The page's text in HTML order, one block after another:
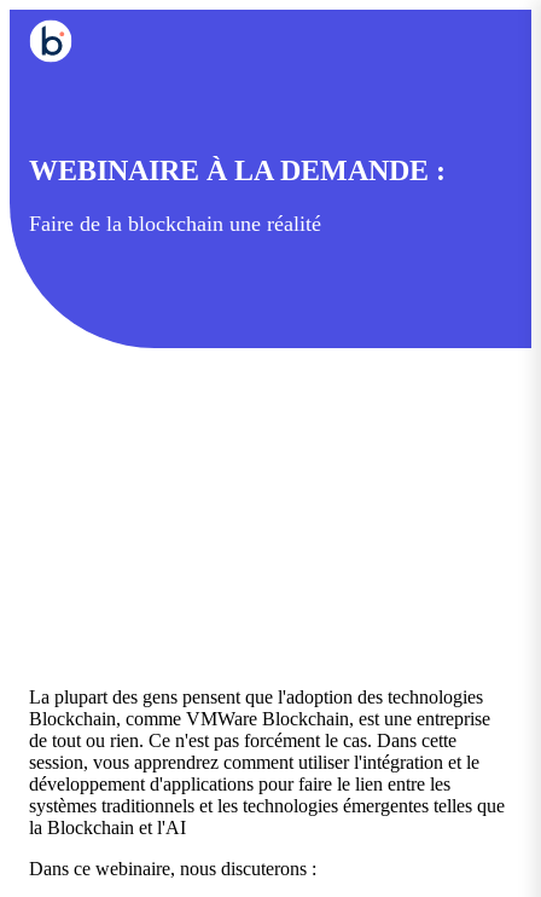
WEBINAIRE À LA DEMANDE :
Faire de la blockchain une réalité
La plupart des gens pensent que l'adoption des technologies
Blockchain, comme VMWare Blockchain, est une entreprise
de tout ou rien. Ce n'est pas forcément le cas. Dans cette
session, vous apprendrez comment utiliser l'intégration et le
développement d'applications pour faire le lien entre les
systèmes traditionnels et les technologies émergentes telles que
la Blockchain et l'AI
Dans ce webinaire, nous discuterons :